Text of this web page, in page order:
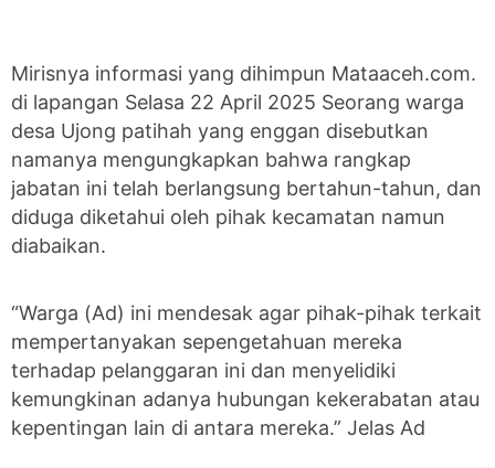
Mirisnya informasi yang dihimpun Mataaceh.com.
di lapangan Selasa 22 April 2025 Seorang warga
desa Ujong patihah yang enggan disebutkan
namanya mengungkapkan bahwa rangkap
jabatan ini telah berlangsung bertahun-tahun, dan
diduga diketahui oleh pihak kecamatan namun
diabaikan.
“Warga (Ad) ini mendesak agar pihak-pihak terkait
mempertanyakan sepengetahuan mereka
terhadap pelanggaran ini dan menyelidiki
kemungkinan adanya hubungan kekerabatan atau
kepentingan lain di antara mereka.” Jelas Ad